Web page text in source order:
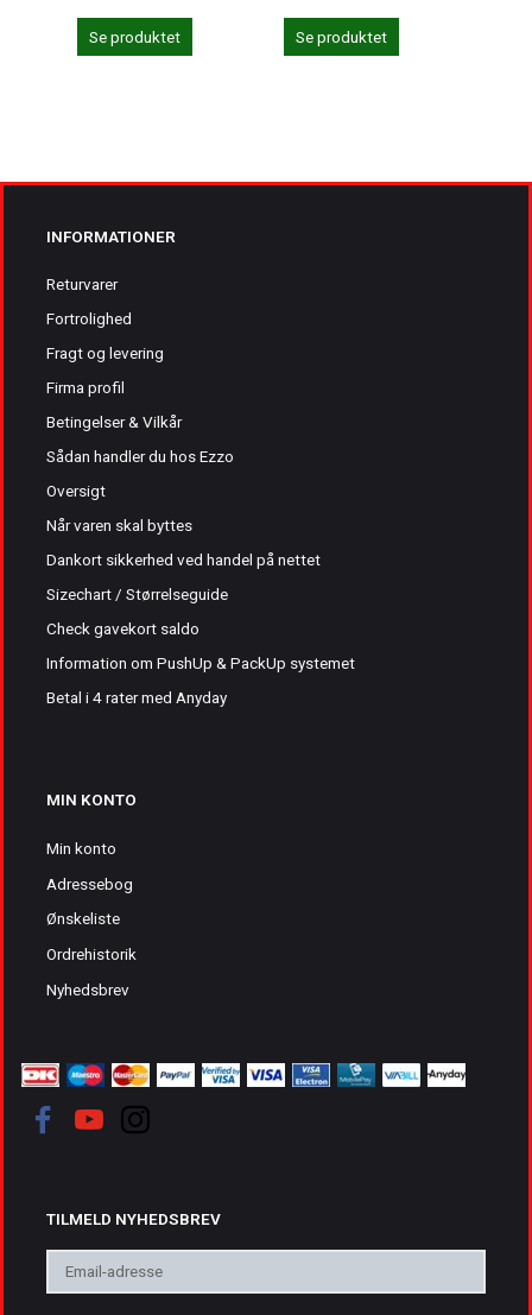
Se produktet Se produktet
INFORMATIONER
Returvarer
Fortrolighed
Fragt og levering
Firma profil
Betingelser & Vilkår
Sådan handler du hos Ezzo
Oversigt
Når varen skal byttes
Dankort sikkerhed ved handel på nettet
Sizechart / Størrelseguide
Check gavekort saldo
Information om PushUp & PackUp systemet
Betal i 4 rater med Anyday
MIN KONTO
Min konto
Adressebog
Ønskeliste
Ordrehistorik
Nyhedsbrev
TILMELD NYHEDSBREV
adresse